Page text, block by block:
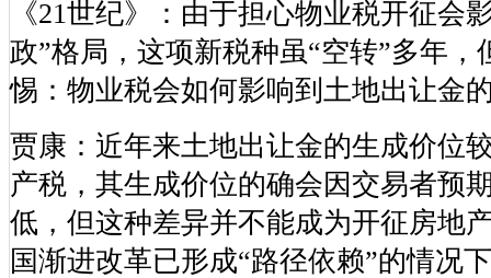
《21世纪》：由于担心物业税开征会
政”格局，这项新税种虽“空转”多年
惕：物业税会如何影响到土地出让金
贾康：近年来土地出让金的生成价位
产税，其生成价位的确会因交易者预
低，但这种差异并不能成为开征房地
国渐进改革已形成“路径依赖”的情况